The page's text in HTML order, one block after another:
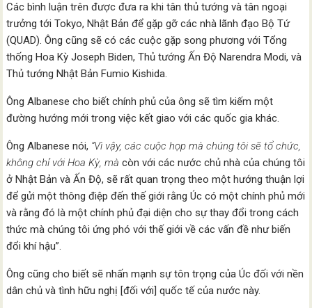
Các bình luận trên được đưa ra khi tân thủ tướng và tân ngoại
trưởng tới Tokyo, Nhật Bản để gặp gỡ các nhà lãnh đạo Bộ Tứ
(QUAD). Ông cũng sẽ có các cuộc gặp song phương với Tổng
thống Hoa Kỳ Joseph Biden, Thủ tướng Ấn Độ Narendra Modi, và
Thủ tướng Nhật Bản Fumio Kishida.
Ông Albanese cho biết chính phủ của ông sẽ tìm kiếm một
đường hướng mới trong việc kết giao với các quốc gia khác.
Ông Albanese nói, “Vì vậy, các cuộc họp mà chúng tôi sẽ tổ chức,
không chỉ với Hoa Kỳ, mà còn với các nước chủ nhà của chúng tôi
ở Nhật Bản và Ấn Độ, sẽ rất quan trọng theo một hướng thuận lợi
để gửi một thông điệp đến thế giới rằng Úc có một chính phủ mới
và rằng đó là một chính phủ đại diện cho sự thay đổi trong cách
thức mà chúng tôi ứng phó với thế giới về các vấn đề như biến
đổi khí hậu”.
Ông cũng cho biết sẽ nhấn mạnh sự tôn trọng của Úc đối với nền
dân chủ và tình hữu nghị [đối với] quốc tế của nước này.